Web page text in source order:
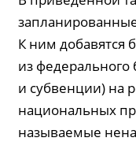
К ним добавятся
из
и субвенции) на
национальных
называемые